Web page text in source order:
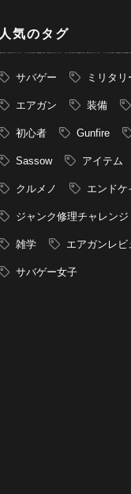
人気のタグ
サバゲー ミリタリ
エアガン 装備
初心者 Gunfire
Sassow アイテム
クルメノ エンドケ
ジャンク修理チャレンジ
雑学 エアガンレビ
サバゲー女子